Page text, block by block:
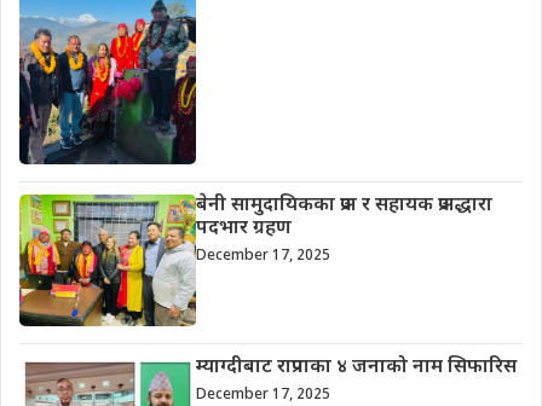
बेनी सामुदायिकका प्रअ र सहायक प्रअद्धारा
पदभार ग्रहण
December 17, 2025
म्याग्दीबाट राप्रपाका ४ जनाको नाम सिफारिस
December 17, 2025